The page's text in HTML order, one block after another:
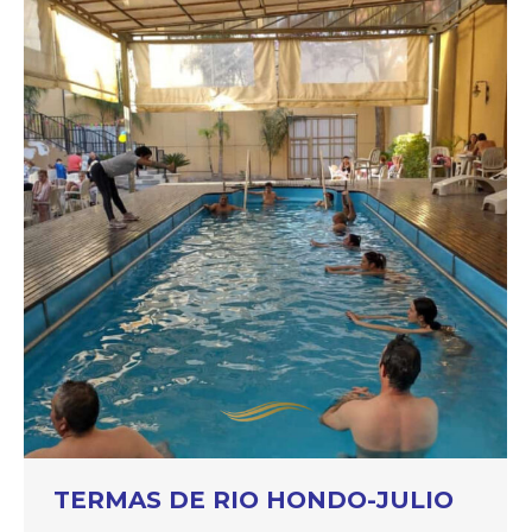
TERMAS DE RIO HONDO-JULIO